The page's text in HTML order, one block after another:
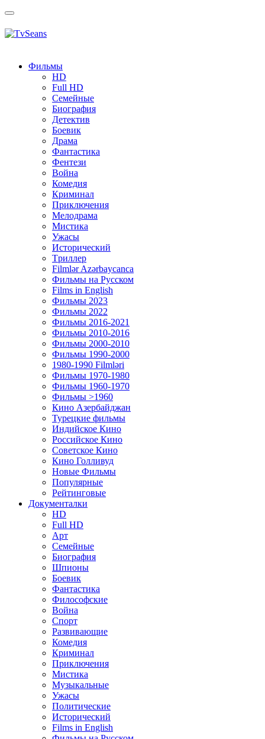
Toggle
Фильмы
HD
Full HD
Семейные
Биография
Детектив
Боевик
Драма
Фантастика
Фентези
Война
Комедия
Криминал
Приключения
Мелодрама
Мистика
Ужасы
Исторический
Tриллер
Filmlər Azərbaycanca
Фильмы на Русском
Films in English
Фильмы 2023
Фильмы 2022
Фильмы 2016-2021
Фильмы 2010-2016
Фильмы 2000-2010
Фильмы 1990-2000
1980-1990 Filmləri
Фильмы 1970-1980
Фильмы 1960-1970
Фильмы >1960
Кино Азербайджан
Турецкие фильмы
Индийское Кино
Российское Кино
Советское Кино
Кино Голливуд
Новые Фильмы
Популярные
Рейтинговые
Документалки
HD
Full HD
Арт
Семейные
Биография
Шпионы
Боевик
Фантастика
Философские
Война
Спорт
Развивающие
Комедия
Криминал
Приключения
Мистика
Музыкальные
Ужасы
Политические
Исторический
Films in English